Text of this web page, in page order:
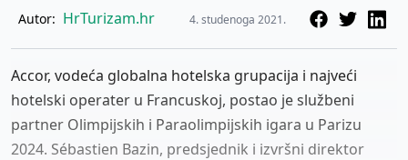
Autor: HrTurizam.hr 4. studenoga 2021.
Accor, vodeća globalna hotelska grupacija i najveći
hotelski operater u Francuskoj, postao je službeni
partner Olimpijskih i Paraolimpijskih igara u Parizu
2024. Sébastien Bazin, predsjednik i izvršni direktor